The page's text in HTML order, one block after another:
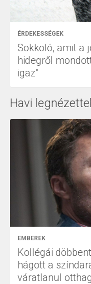
ÉRDEKESSÉGEK
Sokkoló, amit a
hidegről
igaz”
Havi
EMBEREK
Kollégái
hágott a
váratlanul